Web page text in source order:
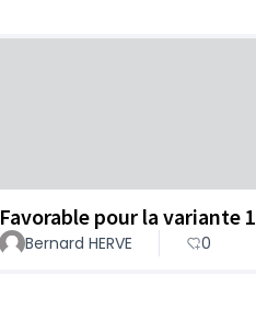
Favorable pour la variante 1
Bernard HERVE 0